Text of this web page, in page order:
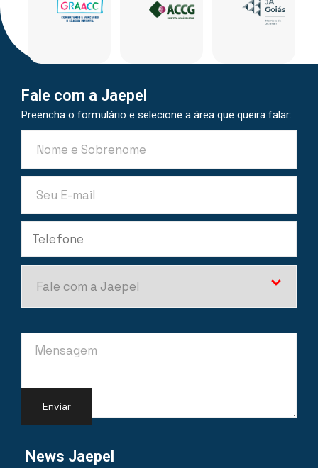
Fale com a Jaepel
Preencha o formulário e selecione a área que queira falar:
News Jaepel